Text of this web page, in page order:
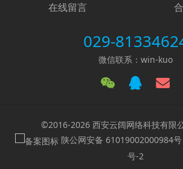
在线留言
029-
微信联系：win-kuo
©2016-2026 西安云阔网络科技有限
陕公网安备 61019002000984号
号-2